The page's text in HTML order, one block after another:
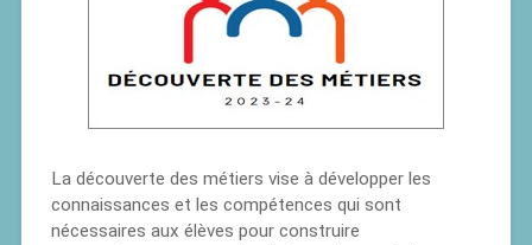
La découverte des métiers vise à développer les
connaissances et les compétences qui sont
nécessaires aux élèves pour construire